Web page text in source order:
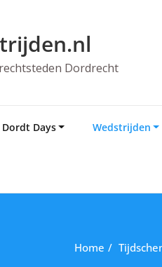
Dordrecht
Days Wedstrijden
Home